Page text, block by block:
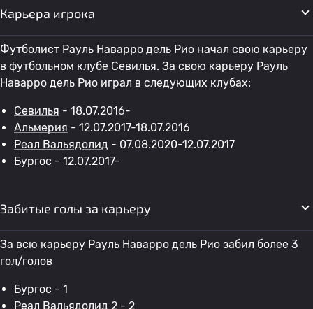
Карьера игрока
Футболист Рауль Наварро дель Рио начал свою карьеру
в футбольном клубе Севилья. За свою карьеру Рауль
Наварро дель Рио играл в следующих клубах:
Севилья - 18.07.2016-
Альмерия - 12.07.2017-18.07.2016
Реал Вальядолид - 07.08.2020-12.07.2017
Бургос - 12.07.2017-
Забитые голы за карьеру
За всю карьеру Рауль Наварро дель Рио забил более 3
гол/голов
Бургос - 1
Реал Вальядолид 2 - 2